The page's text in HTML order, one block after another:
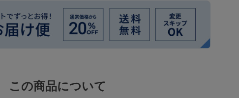
この商品について